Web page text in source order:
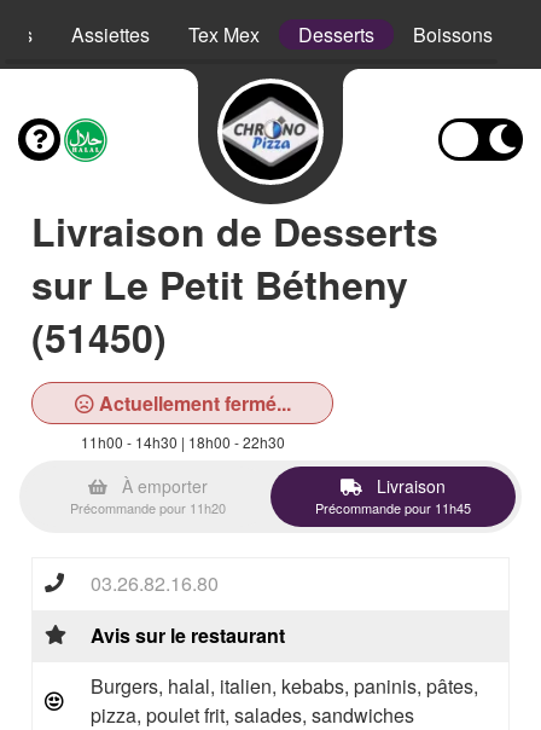
Assiettes Tex Mex Desserts Boissons
Livraison de Desserts
sur Le Petit Bétheny
(51450)
Actuellement fermé...
11h00 - 14h30 | 18h00 - 22h30
À emporter
Précommande pour 11h20
Livraison
Précommande pour 11h45
03.26.82.16.80
Avis sur le restaurant
Burgers, halal, italien, kebabs, paninis, pâtes,
pizza, poulet frit, salades, sandwiches